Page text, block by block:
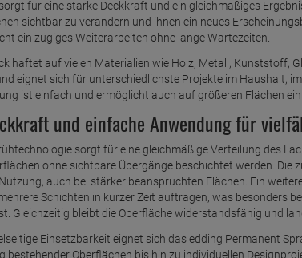
für eine starke Deckkraft und ein gleichmäßiges
sichtbar zu verändern und ihnen ein neues
ein zügiges Weiterarbeiten ohne lange Wartezeiten.
haftet auf vielen Materialien wie Holz, Metall, Kunststoff,
eignet sich für unterschiedlichste Projekte im Haushalt,
ist einfach und ermöglicht auch auf größeren Flächen
und einfache Anwendung für
sorgt für eine gleichmäßige Verteilung des
ohne sichtbare Übergänge beschichtet werden.
auch bei stärker beanspruchten Flächen. Ein
Schichten in kurzer Zeit auftragen, was besonders
Gleichzeitig bleibt die Oberfläche widerstandsfähig und
Einsetzbarkeit eignet sich das edding Permanent
bestehender Oberflächen bis hin zu individuellen